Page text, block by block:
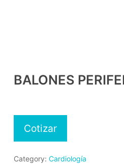
BALONES
Cotizar
Category: Cardiología